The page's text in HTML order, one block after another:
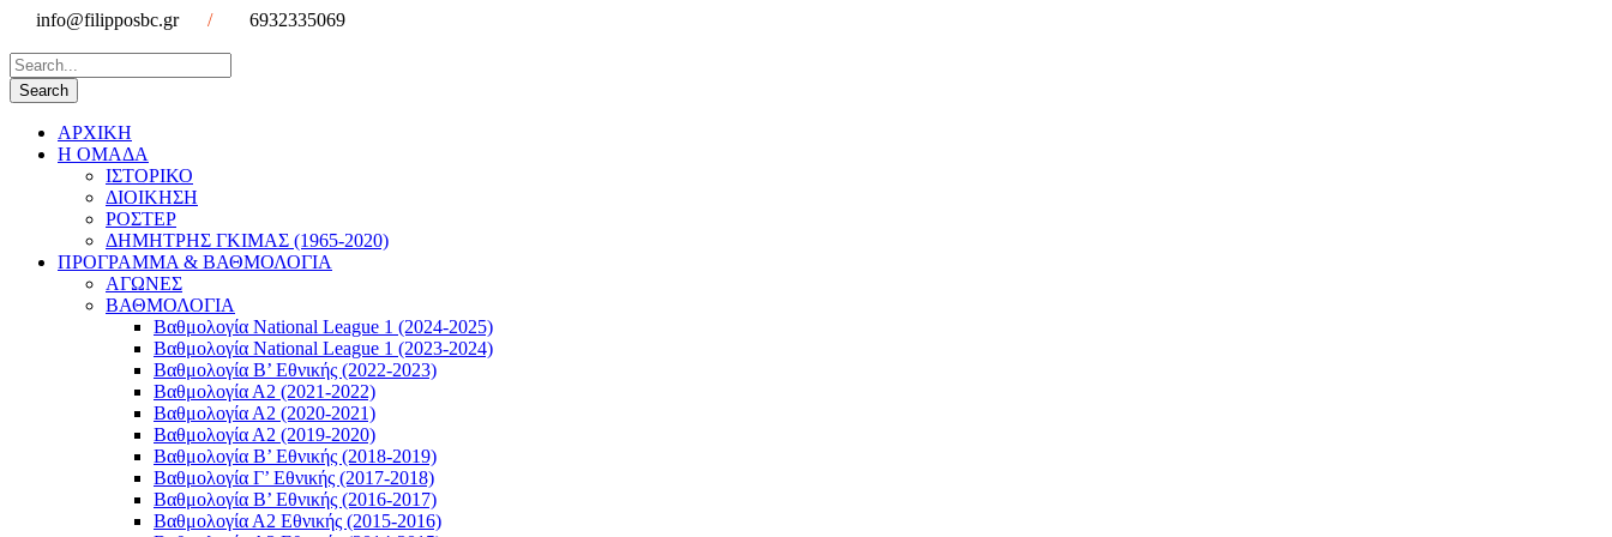
info@filipposbc.gr / 6932335069
ΑΡΧΙΚΗ
Η ΟΜΑΔΑ
ΙΣΤΟΡΙΚΟ
ΔΙΟΙΚΗΣΗ
ΡΟΣΤΕΡ
ΔΗΜΗΤΡΗΣ ΓΚΙΜΑΣ (1965-2020)
ΠΡΟΓΡΑΜΜΑ & ΒΑΘΜΟΛΟΓΙΑ
ΑΓΩΝΕΣ
ΒΑΘΜΟΛΟΓΙΑ
Βαθμολογία National League 1 (2024-2025)
Βαθμολογία National League 1 (2023-2024)
Βαθμολογία Β’ Εθνικής (2022-2023)
Βαθμολογία Α2 (2021-2022)
Βαθμολογία Α2 (2020-2021)
Βαθμολογία Α2 (2019-2020)
Βαθμολογία B’ Εθνικής (2018-2019)
Βαθμολογία Γ’ Εθνικής (2017-2018)
Βαθμολογία Β’ Εθνικής (2016-2017)
Βαθμολογία Α2 Εθνικής (2015-2016)